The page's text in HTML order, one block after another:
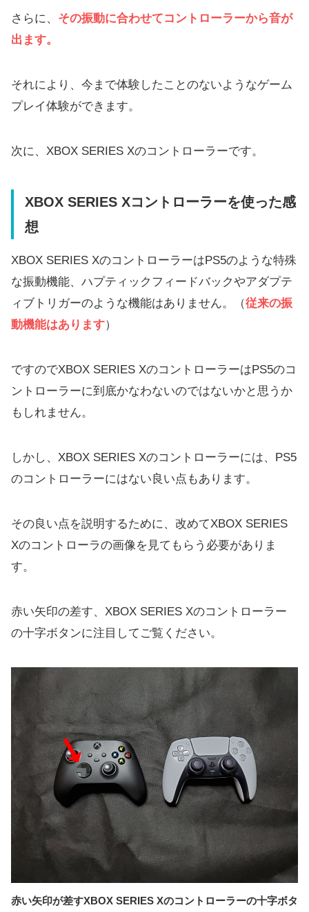
さらに、 その振動に合わせてコントローラーから音が
出ます。
それにより、今まで体験したことのないようなゲーム
プレイ体験ができます。
次に、XBOX SERIES Xのコントローラーです。
XBOX SERIES Xコントローラーを使った感
想
XBOX SERIES XのコントローラーはPS5のような特殊
な振動機能、ハプティックフィードバックやアダプテ
ィブトリガーのような機能はありません。（従来の振
動機能はあります）
ですのでXBOX SERIES XのコントローラーはPS5のコ
ントローラーに到底かなわないのではないかと思うか
もしれません。
しかし、XBOX SERIES Xのコントローラーには、PS5
のコントローラーにはない良い点もあります。
その良い点を説明するために、改めてXBOX SERIES
Xのコントローラの画像を見てもらう必要がありま
す。
赤い矢印の差す、XBOX SERIES Xのコントローラー
の十字ボタンに注目してご覧ください。
赤い矢印が差すXBOX SERIES Xのコントローラーの十字ボタ